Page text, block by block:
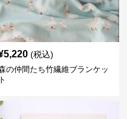
5,220 (税込)
の仲間たち竹繊維ブランケッ
ト